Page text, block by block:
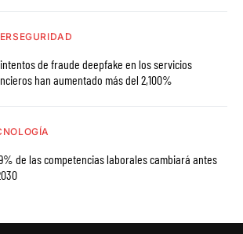
de fraude deepfake en los servicios
han aumentado más del 2,100%
de las competencias laborales cambiará antes